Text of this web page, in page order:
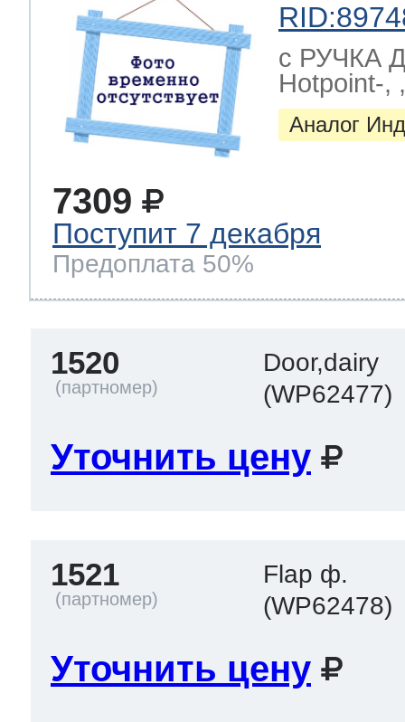
с РУЧКА
Hotpoint-,
Аналог
7309
Поступит 7 декабря
Предоплата 50%
1520
Door,dairy
(WP62477)
Уточнить цену
1521
Flap ф.
(WP62478)
Уточнить цену